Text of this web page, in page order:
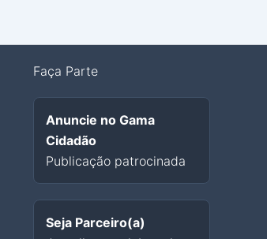
Faça Parte
Anuncie no Gama
Cidadão
Publicação patrocinada
Seja Parceiro(a)